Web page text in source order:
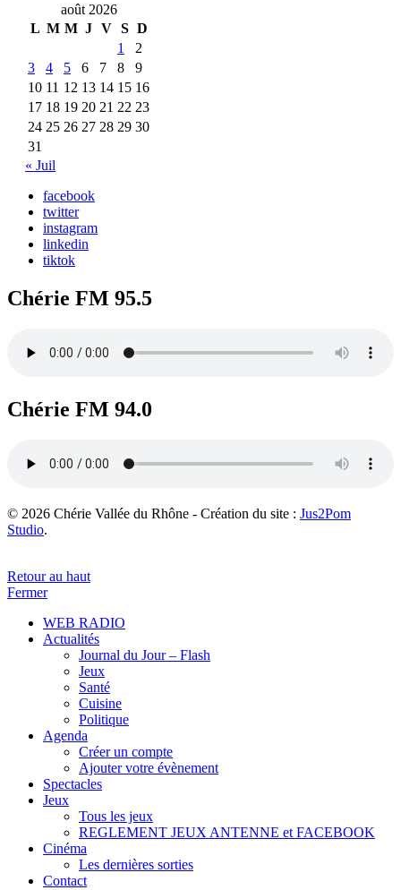
août 2026
L M M J V S D
1
2
3
4 5 6 7 8
9
10 11 12 13 14 15 16
17 18 19 20 21 22 23
24 25 26 27 28 29 30
31
« Juil
facebook
twitter
instagram
linkedin
tiktok
Chérie FM 95.5
Chérie FM 94.0
© 2026 Chérie Vallée du Rhône - Création du site : Jus2Pom
Studio.
Retour au haut
Fermer
WEB RADIO
Actualités
Journal du Jour – Flash
Jeux
Santé
Cuisine
Politique
Agenda
Créer un compte
Ajouter votre évènement
Spectacles
Jeux
Tous les jeux
REGLEMENT JEUX ANTENNE et FACEBOOK
Cinéma
Les dernières sorties
Contact